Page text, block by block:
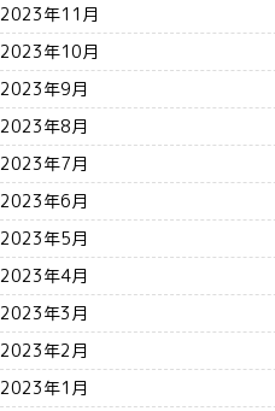
2023年11月
2023年10月
2023年9月
2023年8月
2023年7月
2023年6月
2023年5月
2023年4月
2023年3月
2023年2月
2023年1月